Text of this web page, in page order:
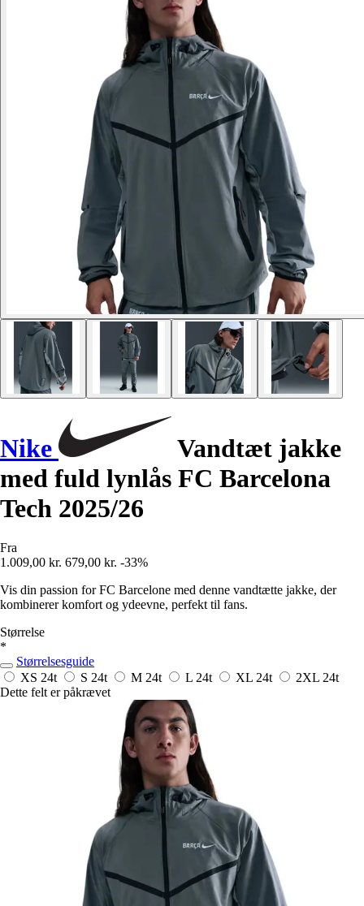
Nike
Vandtæt jakke
med fuld lynlås FC Barcelona
Tech 2025/26
Fra
1.009,00 kr. 679,00 kr. -33%
Vis din passion for FC Barcelone med denne vandtætte jakke, der
kombinerer komfort og ydeevne, perfekt til fans.
Størrelse
*
Størrelsesguide
XS 24t S 24t M 24t L 24t XL 24t 2XL 24t
Dette felt er påkrævet